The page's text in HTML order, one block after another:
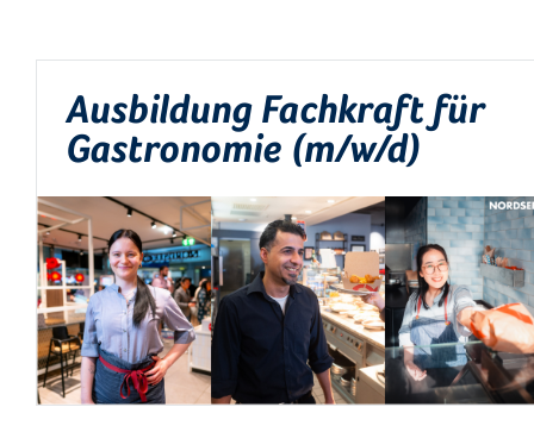
Ausbildung Fachkraft für
Gastronomie (m/w/d)